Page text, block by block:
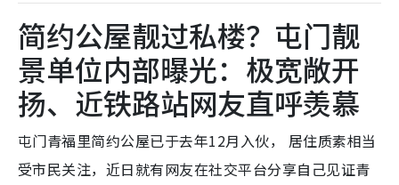
简约公屋靓过私楼？屯门靓
景单位内部曝光：极宽敞开
扬、近铁路站网友直呼羡慕
屯门青福里简约公屋已于去年12月入伙， 居住质素相当
受市民关注，近日就有网友在社交平台分享自己见证青